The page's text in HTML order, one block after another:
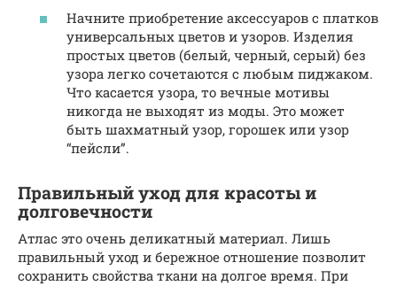
Начните приобретение аксессуаров с платков
универсальных цветов и узоров. Изделия
простых цветов (белый, черный, серый) без
узора легко сочетаются с любым пиджаком.
Что касается узора, то вечные мотивы
никогда не выходят из моды. Это может
быть шахматный узор, горошек или узор
“пейсли”.
Правильный уход для красоты и
долговечности
Атлас это очень деликатный материал. Лишь
правильный уход и бережное отношение позволит
сохранить свойства ткани на долгое время. При